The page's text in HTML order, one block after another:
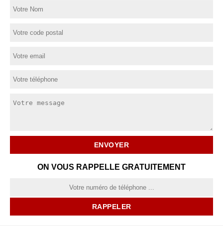
ON VOUS RAPPELLE GRATUITEMENT